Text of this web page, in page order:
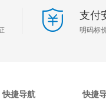
支付
明码标
快捷导航 快捷